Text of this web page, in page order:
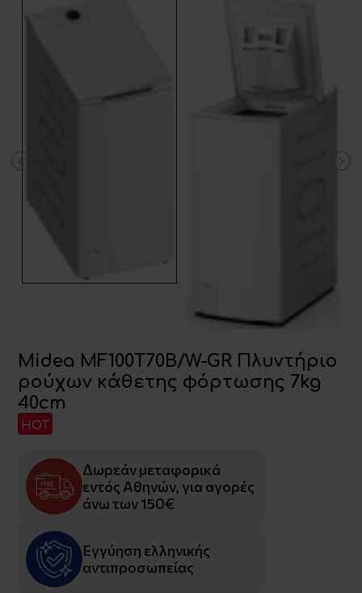
Midea MF100T70B/W-GR Πλυντήριο
ρούχων κάθετης φόρτωσης 7kg
40cm
HOT
Δωρεάν μεταφορικά
εντός Αθηνών, για αγορές
άνω των 150€
Εγγύηση ελληνικής
αντιπροσωπείας